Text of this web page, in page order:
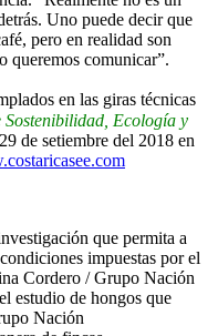
Uno puede decir que
pero en realidad son
queremos comunicar”.
en las giras técnicas
Ecología y
de setiembre del 2018 en